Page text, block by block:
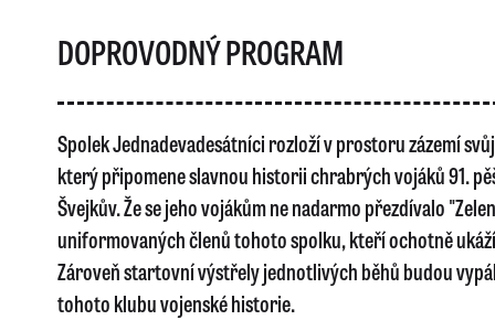
DOPROVODNÝ PROGRAM
Spolek Jednadevadesátníci rozloží v prostoru zázemí
který připomene slavnou historii chrabrých vojáků 91.
Švejkův. Že se jeho vojákům ne nadarmo přezdívalo
uniformovaných členů tohoto spolku, kteří ochotně
Zároveň startovní výstřely jednotlivých běhů budou
tohoto klubu vojenské historie.